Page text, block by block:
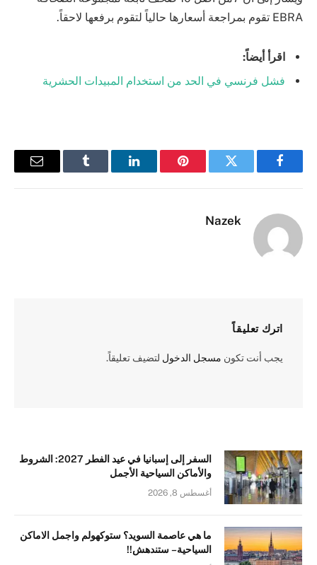
EBRA تقوم بمراجعة أسعارها حالياً لتقوم برفعها لاحقاً.
اقرأ أيضاً:
فشل فرنسي في الحد من استخدام المبيدات الحشرية
فيسبوك تويتر بينتيريستلينكدإن Tumblr
البريد
Nazek
اترك تعليقاً
يجب أنت تكون مسجل الدخول لتضيف تعليقاً.
السفر إلى إسبانيا في عيد الفطر 2027: الشروط
والأماكن السياحية الأجمل
أغسطس 8, 2026
ما هي عاصمة السويد؟ ستوكهولم واجمل الاماكن
السياحية – ستندهش!!